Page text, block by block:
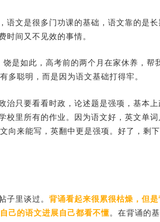
语文是很多门功课的基础，语文靠的是长
时间又不见效的事情。
是如此，高考前的两个月在家休养，帮
多聪明，而是因为语文基础打得牢。
治只要看看时政，论述题是强项，基本上
校里所有的作业。因为语文好，英文单词
向来能写，英翻中更是强项。好了，剩
子里谈过。 背诵看起来很累很枯燥，但是
己的语文进展自己都看不懂。在背诵的